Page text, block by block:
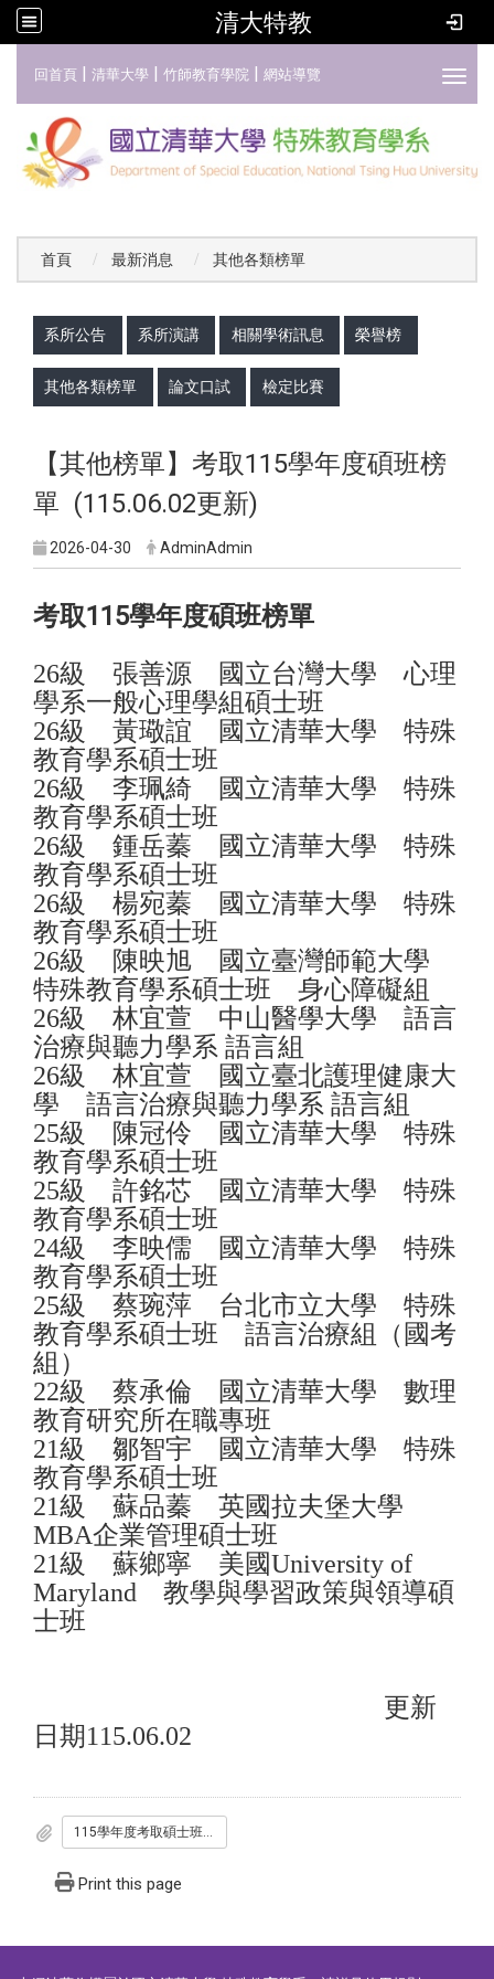
清大特教
回首頁 | 清華大學 | 竹師教育學院 | 網站導覽
首頁 最新消息 其他各類榜單
系所公告 系所演講 相關學術訊息 榮譽榜
其他各類榜單 論文口試 檢定比賽
【其他榜單】考取115學年度碩班榜
單 (115.06.02更新)
2026-04-30 AdminAdmin
考取115學年度碩班榜單
26級 張善源 國立台灣大學 心理
學系一般心理學組碩士班
26級 黃璥誼 國立清華大學 特殊
教育學系碩士班
26級 李珮綺 國立清華大學 特殊
教育學系碩士班
26級 鍾岳蓁 國立清華大學 特殊
教育學系碩士班
26級 楊宛蓁 國立清華大學 特殊
教育學系碩士班
26級 陳映旭 國立臺灣師範大學
特殊教育學系碩士班 身心障礙組
26級 林宜萱 中山醫學大學 語言
治療與聽力學系 語言組
26級 林宜萱 國立臺北護理健康大
學 語言治療與聽力學系 語言組
25級 陳冠伶 國立清華大學 特殊
教育學系碩士班
25級 許銘芯 國立清華大學 特殊
教育學系碩士班
24級 李映儒 國立清華大學 特殊
教育學系碩士班
25級 蔡琬萍 台北市立大學 特殊
教育學系碩士班 語言治療組（國考
組）
22級 蔡承倫 國立清華大學 數理
教育研究所在職專班
21級 鄒智宇 國立清華大學 特殊
教育學系碩士班
21級 蘇品蓁 英國拉夫堡大學
MBA企業管理碩士班
21級 蘇鄉寧 美國University of
Maryland 教學與學習政策與領導碩
士班
更新
日期115.06.02
115學年度考取碩士班榜單-0528.pdf
Print this page